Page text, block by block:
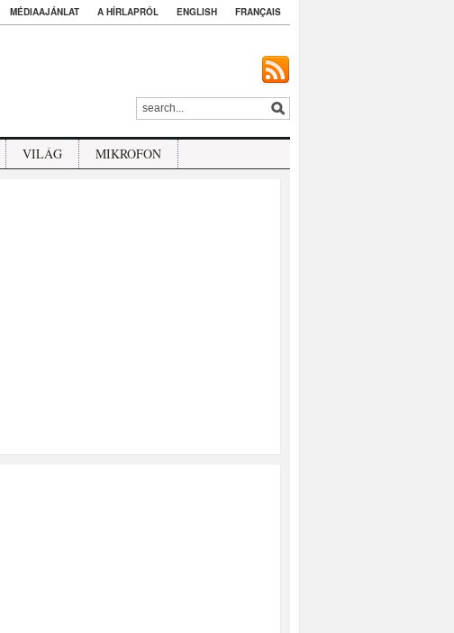
MÉDIAAJÁNLAT A HÍRLAPRÓL ENGLISH FRANÇAIS
VILÁG MIKROFON